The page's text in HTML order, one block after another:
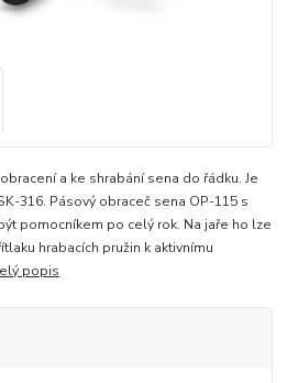
a ke shrabání sena do řádku. Je
316. Pásový obraceč sena OP-115 s
pomocníkem po celý rok. Na jaře ho lze
hrabacích pružin k aktivnímu
popis